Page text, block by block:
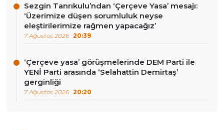
Sezgin Tanrıkulu’ndan ‘Çerçeve Yasa’ mesajı:
‘Üzerimize düşen sorumluluk neyse
eleştirilerimize rağmen yapacağız’
7 Ağustos 2026 20:39
‘Çerçeve yasa’ görüşmelerinde DEM Parti ile
YENİ Parti arasında ‘Selahattin Demirtaş’
gerginliği
7 Ağustos 2026 20:20